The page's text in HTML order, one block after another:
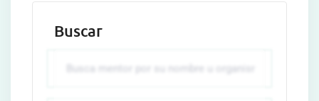
Buscar